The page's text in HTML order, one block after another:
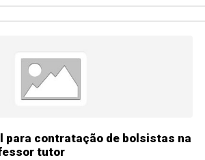
para contratação de bolsistas na
tutor